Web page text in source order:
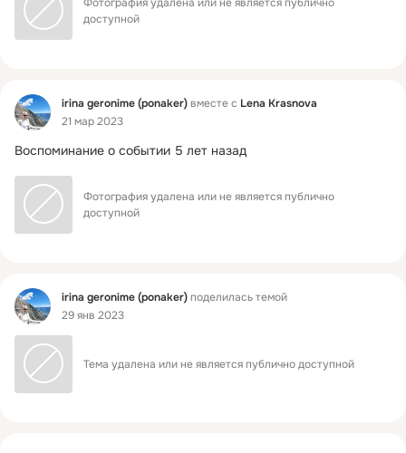
доступной
Фид irina geronime (ponaker)вместе с Lena Krasnova
21 мар 2023
Воспоминание о событии 5 лет назад
Фотография удалена или не является публично
доступной
Фид irina geronime (ponaker)поделилась темой
29 янв 2023
Тема удалена или не является публично доступной